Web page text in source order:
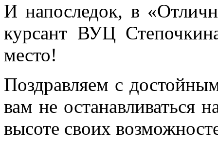
И напоследок, в
курсант ВУЦ
место!
Поздравляем с
вам не останавливаться
высоте своих